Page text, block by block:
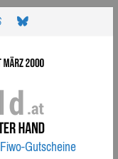
Fiwo-Gutscheine